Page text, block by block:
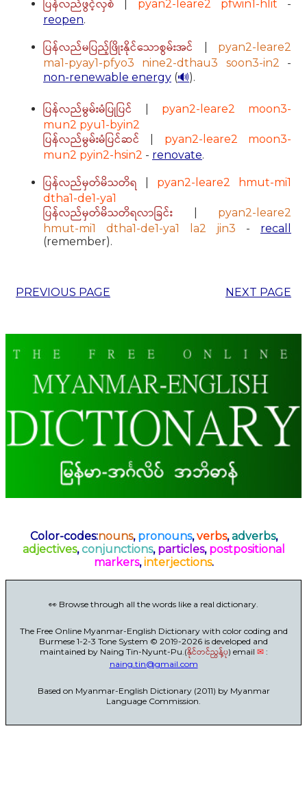
ပြန်လည်ဖွင့်လှစ် pyan2-leare2 pfwin1-hlit -
reopen.
ပြန်လည်မပြည့်ဖြိုးနိုင်သောစွမ်းအင်
pyan2-leare2
ma1-pyay1-pfyo3 nine2-dthau3 soon3-in2 -
non-renewable energy (🔊).
ပြန်လည်မွမ်းမံပြုပြင်
pyan2-leare2 moon3-
mun2 pyu1-byin2
ပြန်လည်မွမ်းမံပြင်ဆင်
pyan2-leare2 moon3-
mun2 pyin2-hsin2 - renovate.
ပြန်လည်မှတ်မိသတိရ
pyan2-leare2 hmut-mi1
dtha1-de1-ya1
ပြန်လည်မှတ်မိသတိရလာခြင်း
pyan2-leare2
hmut-mi1 dtha1-de1-ya1 la2 jin3 - recall
(remember).
PREVIOUS PAGE NEXT PAGE
Color-codes:nouns, pronouns,verbs,adverbs,
adjectives,conjunctions, particles, postpositional
markers,interjections.
👀 Browse through all the words like a real dictionary.
The Free Online Myanmar-English Dictionary with color coding and
Burmese 1-2-3 Tone System © 2019-2026 is developed and
maintained by Naing Tin-Nyunt-Pu.(နိုင်တင်ညွန့်ပု) email ✉:
naing.tin@gmail.com
Based on Myanmar-English Dictionary (2011) by Myanmar
Language Commission.